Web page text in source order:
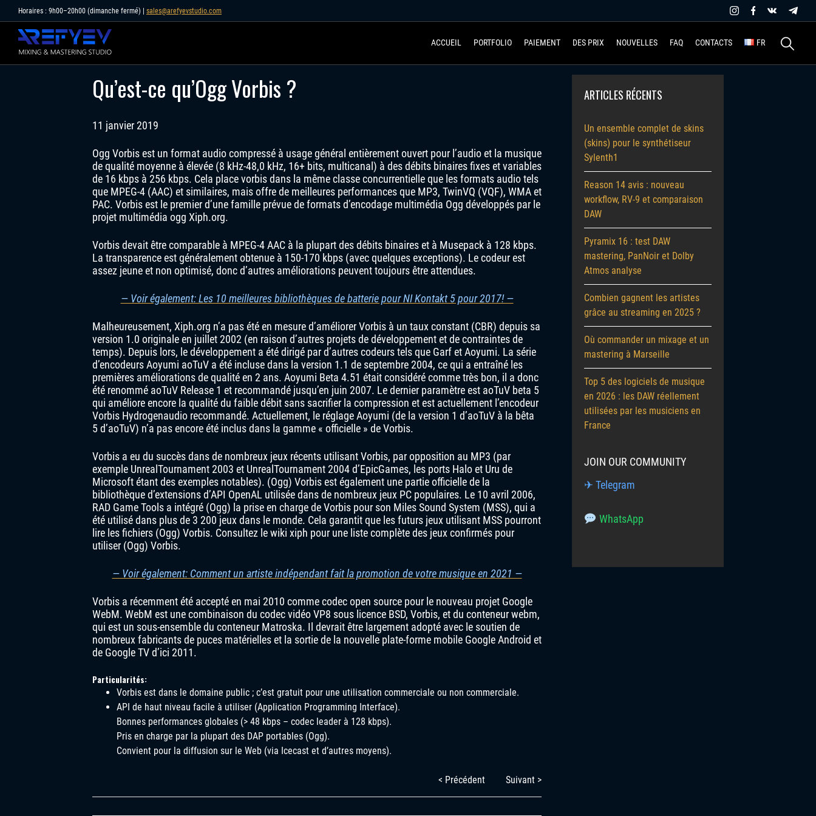
to
content
Horaires : 9h00–20h00 (dimanche fermé) | sales@arefyevstudio.com
ACCUEIL PORTFOLIO PAIEMENT DES PRIX NOUVELLES FAQ CONTACTS FR
Qu’est-ce qu’Ogg Vorbis ?
11 janvier 2019
Ogg Vorbis est un format audio compressé à usage général entièrement ouvert pour l’audio et la musique
de qualité moyenne à élevée (8 kHz-48,0 kHz, 16+ bits, multicanal) à des débits binaires fixes et variables
de 16 kbps à 256 kbps. Cela place vorbis dans la même classe concurrentielle que les formats audio tels
que MPEG-4 (AAC) et similaires, mais offre de meilleures performances que MP3, TwinVQ (VQF), WMA et
PAC. Vorbis est le premier d’une famille prévue de formats d’encodage multimédia Ogg développés par le
projet multimédia ogg Xiph.org.
Vorbis devait être comparable à MPEG-4 AAC à la plupart des débits binaires et à Musepack à 128 kbps.
La transparence est généralement obtenue à 150-170 kbps (avec quelques exceptions). Le codeur est
assez jeune et non optimisé, donc d’autres améliorations peuvent toujours être attendues.
— Voir également: Les 10 meilleures bibliothèques de batterie pour NI Kontakt 5 pour 2017! —
Malheureusement, Xiph.org n’a pas été en mesure d’améliorer Vorbis à un taux constant (CBR) depuis sa
version 1.0 originale en juillet 2002 (en raison d’autres projets de développement et de contraintes de
temps). Depuis lors, le développement a été dirigé par d’autres codeurs tels que Garf et Aoyumi. La série
d’encodeurs Aoyumi aoTuV a été incluse dans la version 1.1 de septembre 2004, ce qui a entraîné les
premières améliorations de qualité en 2 ans. Aoyumi Beta 4.51 était considéré comme très bon, il a donc
été renommé aoTuV Release 1 et recommandé jusqu’en juin 2007. Le dernier paramètre est aoTuV beta 5
qui améliore encore la qualité du faible débit sans sacrifier la compression et est actuellement l’encodeur
Vorbis Hydrogenaudio recommandé. Actuellement, le réglage Aoyumi (de la version 1 d’aoTuV à la bêta
5 d’aoTuV) n’a pas encore été inclus dans la gamme « officielle » de Vorbis.
Vorbis a eu du succès dans de nombreux jeux récents utilisant Vorbis, par opposition au MP3 (par
exemple UnrealTournament 2003 et UnrealTournament 2004 d’EpicGames, les ports Halo et Uru de
Microsoft étant des exemples notables). (Ogg) Vorbis est également une partie officielle de la
bibliothèque d’extensions d’API OpenAL utilisée dans de nombreux jeux PC populaires. Le 10 avril 2006,
RAD Game Tools a intégré (Ogg) la prise en charge de Vorbis pour son Miles Sound System (MSS), qui a
été utilisé dans plus de 3 200 jeux dans le monde. Cela garantit que les futurs jeux utilisant MSS pourront
lire les fichiers (Ogg) Vorbis. Consultez le wiki xiph pour une liste complète des jeux confirmés pour
utiliser (Ogg) Vorbis.
— Voir également: Comment un artiste indépendant fait la promotion de votre musique en 2021 —
Vorbis a récemment été accepté en mai 2010 comme codec open source pour le nouveau projet Google
WebM. WebM est une combinaison du codec vidéo VP8 sous licence BSD, Vorbis, et du conteneur webm,
qui est un sous-ensemble du conteneur Matroska. Il devrait être largement adopté avec le soutien de
nombreux fabricants de puces matérielles et la sortie de la nouvelle plate-forme mobile Google Android et
de Google TV d’ici 2011.
Particularités:
Vorbis est dans le domaine public ; c’est gratuit pour une utilisation commerciale ou non commerciale.
API de haut niveau facile à utiliser (Application Programming Interface).
Bonnes performances globales (> 48 kbps – codec leader à 128 kbps).
Pris en charge par la plupart des DAP portables (Ogg).
Convient pour la diffusion sur le Web (via Icecast et d’autres moyens).
< Précédent Suivant >
ARTICLES RÉCENTS
Un ensemble complet de skins
(skins) pour le synthétiseur
Sylenth1
Reason 14 avis : nouveau
workflow, RV-9 et comparaison
DAW
Pyramix 16 : test DAW
mastering, PanNoir et Dolby
Atmos analyse
Combien gagnent les artistes
grâce au streaming en 2025 ?
Où commander un mixage et un
mastering à Marseille
Top 5 des logiciels de musique
en 2026 : les DAW réellement
utilisées par les musiciens en
France
JOIN OUR COMMUNITY
✈ Telegram
WhatsApp